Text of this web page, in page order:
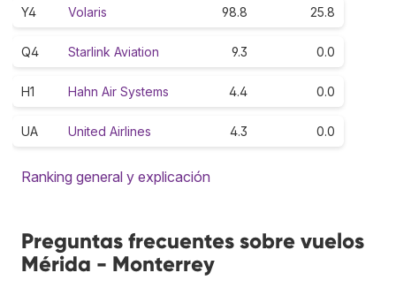
Y4 Volaris 98.8 25.8
Q4 Starlink Aviation 9.3 0.0
H1 Hahn Air Systems 4.4 0.0
UA United Airlines 4.3 0.0
Ranking general y explicación
Preguntas frecuentes sobre vuelos
Mérida - Monterrey